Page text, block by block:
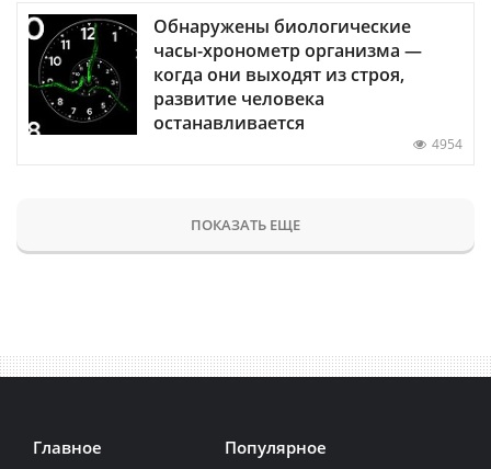
Обнаружены биологические
часы-хронометр организма —
когда они выходят из строя,
развитие человека
останавливается
4954
ПОКАЗАТЬ ЕЩЕ
Главное Популярное